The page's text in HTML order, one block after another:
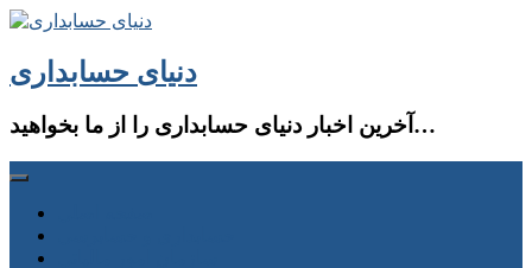
دنیای حسابداری
آخرین اخبار دنیای حسابداری را از ما بخواهید…